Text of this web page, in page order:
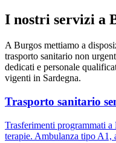
I nostri servizi a
A Burgos mettiamo a
trasporto sanitario non
dedicati e personale
vigenti in Sardegna.
Trasporto sanitario
Trasferimenti programmati
terapie. Ambulanza tipo A1,